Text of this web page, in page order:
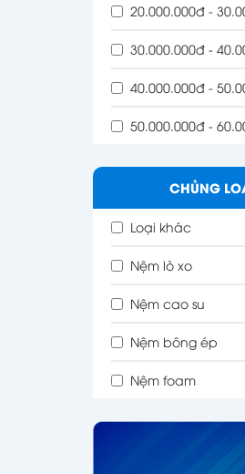
20.000.000đ -
30.000.000đ -
40.000.000đ -
50.000.000đ -
CHỦNG
Loại khác
Nệm lò xo
Nệm cao su
Nệm bông ép
Nệm foam